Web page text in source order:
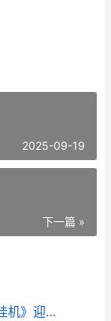
2025-09-19
下一篇 »
人物扮演手机游戏壹个就够了 《超神挂机》迎官方版紧急加开新服 人物扮演的游戏